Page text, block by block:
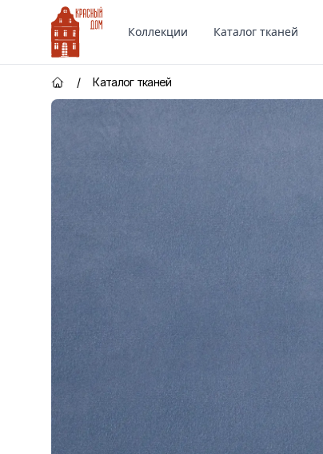
Красный Дом
Коллекции Каталог тканей
Главная страница
/ Каталог тканей